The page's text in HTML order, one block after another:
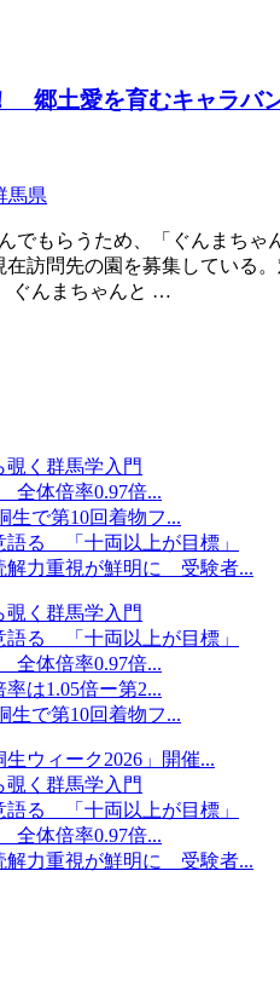
郷土愛を育むキャラバ
馬県
でもらうため、「ぐんまち
訪問先の園を募集してい
ぐんまちゃんと …
く群馬学入門
全体倍率0.97倍...
で第10回着物フ...
る 「十両以上が目標」
力重視が鮮明に 受験者...
く群馬学入門
る 「十両以上が目標」
全体倍率0.97倍...
は1.05倍ー第2...
で第10回着物フ...
ウィーク2026」開催...
く群馬学入門
る 「十両以上が目標」
全体倍率0.97倍...
力重視が鮮明に 受験者...